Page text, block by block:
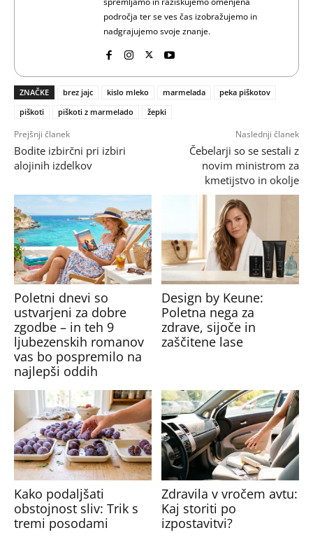
področja ter se ves čas izobražujemo in
nadgrajujemo svoje znanje.
ZNAČKE brez jajc kislo mleko marmelada
peka piškotov
piškoti
piškoti z marmelado žepki
Prejšnji članek
Bodite izbirčni pri izbiri
alojinih izdelkov
Naslednji članek
Čebelarji so se sestali z
novim ministrom za
kmetijstvo in okolje
Poletni dnevi so
ustvarjeni za dobre
zgodbe – in teh 9
ljubezenskih romanov
vas bo pospremilo na
najlepši oddih
Design by Keune:
Poletna nega za
zdrave, sijoče in
zaščitene lase
Kako podaljšati
obstojnost sliv: Trik s
tremi posodami
Zdravila v vročem avtu:
Kaj storiti po
izpostavitvi?